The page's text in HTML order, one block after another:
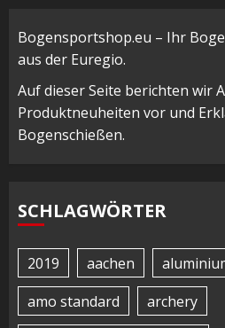
Bogensportshop.eu – Ihr
aus der Euregio.
Auf dieser Seite berichten wir
Produktneuheiten vor und
Bogenschießen.
SCHLAGWÖRTER
2019 aachen
amo standard
archery